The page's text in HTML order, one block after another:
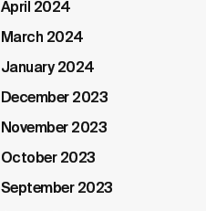
April 2024
March 2024
January 2024
December 2023
November 2023
October 2023
September 2023